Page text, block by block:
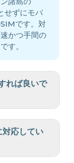
せずにモバ
です。対
かつ手間の
す。
れば良いで
応してい